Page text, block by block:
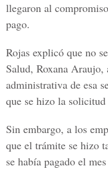
llegaron al
pago.
Rojas explicó que no
Salud, Roxana
administrativa de esa
que se hizo la
Sin embargo, a los
que el trámite se hizo
se había pagado el